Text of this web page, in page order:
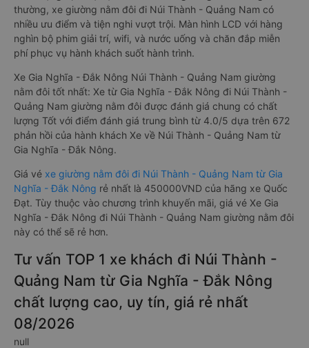
thường, xe giường nằm đôi đi Núi Thành - Quảng Nam có
nhiều ưu điểm và tiện nghi vượt trội. Màn hình LCD với hàng
nghìn bộ phim giải trí, wifi, và nước uống và chăn đắp miễn
phí phục vụ hành khách suốt hành trình.
Xe Gia Nghĩa - Đắk Nông Núi Thành - Quảng Nam giường
nằm đôi tốt nhất: Xe từ Gia Nghĩa - Đắk Nông đi Núi Thành -
Quảng Nam giường nằm đôi được đánh giá chung có chất
lượng Tốt với điểm đánh giá trung bình từ 4.0/5 dựa trên 672
phản hồi của hành khách Xe về Núi Thành - Quảng Nam từ
Gia Nghĩa - Đắk Nông.
Giá vé xe giường nằm đôi đi Núi Thành - Quảng Nam từ Gia
Nghĩa - Đắk Nông rẻ nhất là 450000VND của hãng xe Quốc
Đạt. Tùy thuộc vào chương trình khuyến mãi, giá vé Xe Gia
Nghĩa - Đắk Nông đi Núi Thành - Quảng Nam giường nằm đôi
này có thể sẽ rẻ hơn.
Tư vấn TOP 1 xe khách đi Núi Thành -
Quảng Nam từ Gia Nghĩa - Đắk Nông
chất lượng cao, uy tín, giá rẻ nhất
08/2026
null